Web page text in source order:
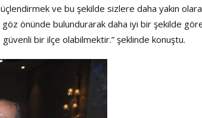
ve bu şekilde sizlere daha yakın
göz önünde bulundurarak daha iyi bir şekilde
bir ilçe olabilmektir.” şeklinde konuştu.